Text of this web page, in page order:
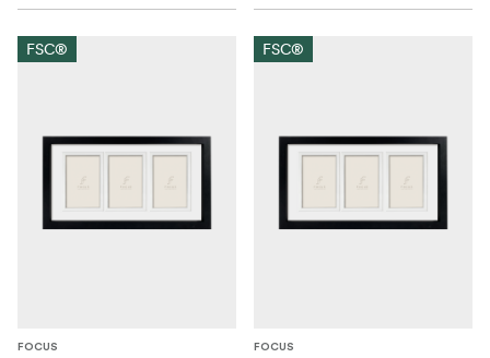
FSC®
FOCUS
FSC®
FOCUS